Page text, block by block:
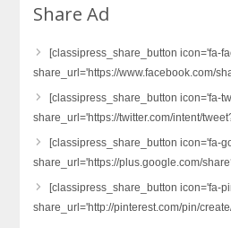
Share Ad
[classipress_share_button icon='fa-
share_url='https://www.facebook.com/
[classipress_share_button icon='fa-
share_url='https://twitter.com/intent/
[classipress_share_button icon='fa-
share_url='https://plus.google.com/
[classipress_share_button icon='fa-
share_url='http://pinterest.com/pin/